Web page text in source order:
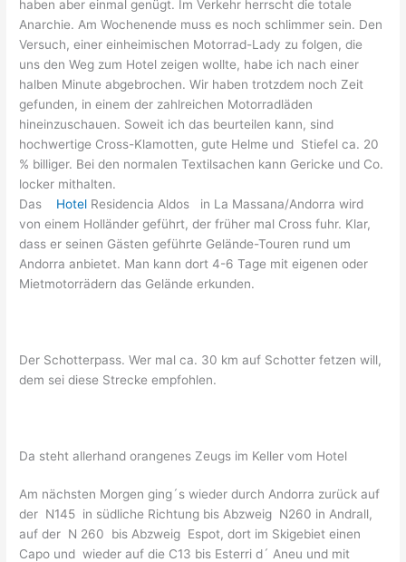
haben aber einmal genügt. Im Verkehr herrscht die totale
Anarchie. Am Wochenende muss es noch schlimmer sein. Den
Versuch, einer einheimischen Motorrad-Lady zu folgen, die
uns den Weg zum Hotel zeigen wollte, habe ich nach einer
halben Minute abgebrochen. Wir haben trotzdem noch Zeit
gefunden, in einem der zahlreichen Motorradläden
hineinzuschauen. Soweit ich das beurteilen kann, sind
hochwertige Cross-Klamotten, gute Helme und Stiefel ca. 20
% billiger. Bei den normalen Textilsachen kann Gericke und Co.
locker mithalten.
Das
Hotel Residencia Aldos in La Massana/Andorra wird
von einem Holländer geführt, der früher mal Cross fuhr. Klar,
dass er seinen Gästen geführte Gelände-Touren rund um
Andorra anbietet. Man kann dort 4-6 Tage mit eigenen oder
Mietmotorrädern das Gelände erkunden.
Der Schotterpass. Wer mal ca. 30 km auf Schotter fetzen will,
dem sei diese Strecke empfohlen.
Da steht allerhand orangenes Zeugs im Keller vom Hotel
Am nächsten Morgen ging´s wieder durch Andorra zurück auf
der N145 in südliche Richtung bis Abzweig N260 in Andrall,
auf der N 260 bis Abzweig Espot, dort im Skigebiet einen
Capo und wieder auf die C13 bis Esterri d´ Aneu und mit